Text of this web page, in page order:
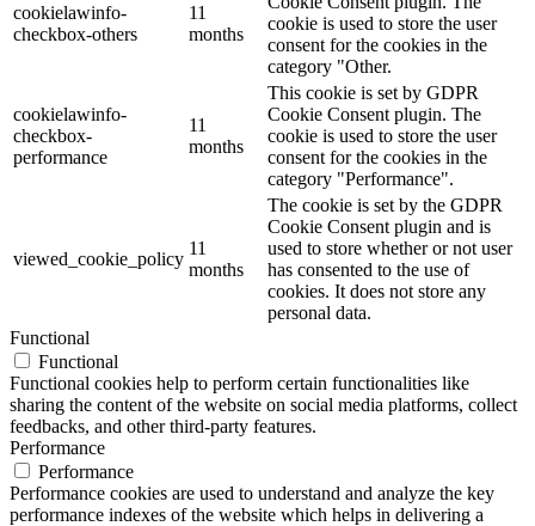
cookielawinfo-
checkbox-others
11
months
cookie is used to store the user
consent for the cookies in the
category "Other.
cookielawinfo-
checkbox-
performance
11
months
This cookie is set by GDPR
Cookie Consent plugin. The
cookie is used to store the user
consent for the cookies in the
category "Performance".
viewed_cookie_policy
11
months
The cookie is set by the GDPR
Cookie Consent plugin and is
used to store whether or not user
has consented to the use of
cookies. It does not store any
personal data.
Functional
Functional
Functional cookies help to perform certain functionalities like
sharing the content of the website on social media platforms, collect
feedbacks, and other third-party features.
Performance
Performance
Performance cookies are used to understand and analyze the key
performance indexes of the website which helps in delivering a